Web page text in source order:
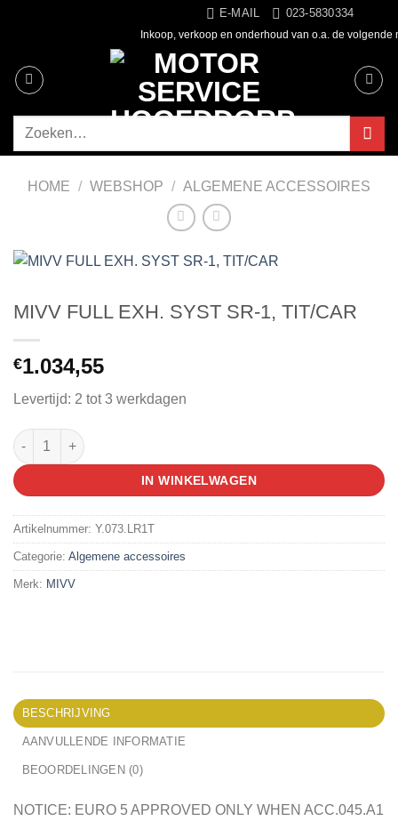
E-MAIL 023-5830334
Inkoop, verkoop en onderhoud van o.a. de volgende
Zoeken
HOME / WEBSHOP / ALGEMENE ACCESSOIRES
MIVV FULL EXH. SYST SR-1, TIT/CAR
€1.034,55
Levertijd: 2 tot 3 werkdagen
MIVV FULL EXH. SYST SR-1, TIT/CAR aantal
IN WINKELWAGEN
Artikelnummer: Y.073.LR1T
Categorie: Algemene accessoires
Merk: MIVV
BESCHRIJVING
AANVULLENDE INFORMATIE
BEOORDELINGEN (0)
NOTICE: EURO 5 APPROVED ONLY WHEN ACC.045.A1